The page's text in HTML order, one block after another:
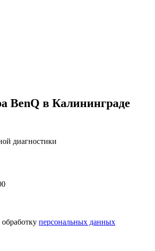
BenQ в Калининграде
диагностики
персональных данных